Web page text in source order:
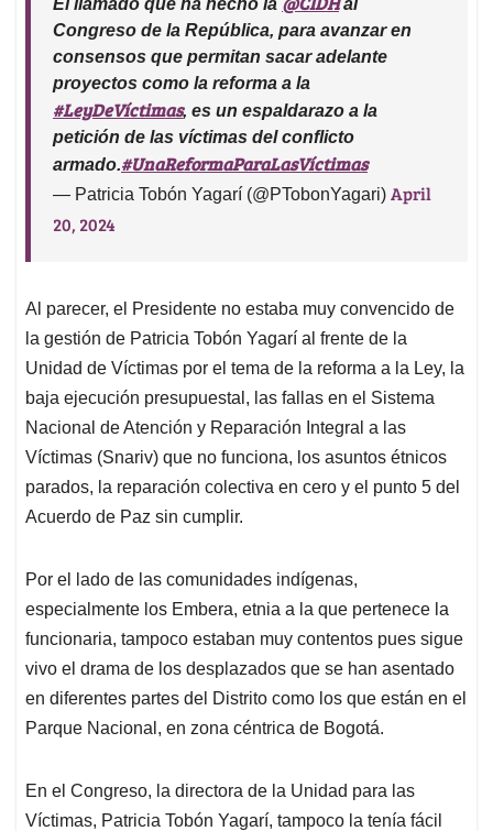
Congreso de la República, para avanzar en
consensos que permitan sacar adelante
proyectos como la reforma a la
#LeyDeVíctimas, es un espaldarazo a la
petición de las víctimas del conflicto
armado.#UnaReformaParaLasVíctimas
— Patricia Tobón Yagarí (@PTobonYagari) April
20, 2024
Al parecer, el Presidente no estaba muy convencido de
la gestión de Patricia Tobón Yagarí al frente de la
Unidad de Víctimas por el tema de la reforma a la Ley, la
baja ejecución presupuestal, las fallas en el Sistema
Nacional de Atención y Reparación Integral a las
Víctimas (Snariv) que no funciona, los asuntos étnicos
parados, la reparación colectiva en cero y el punto 5 del
Acuerdo de Paz sin cumplir.
Por el lado de las comunidades indígenas,
especialmente los Embera, etnia a la que pertenece la
funcionaria, tampoco estaban muy contentos pues sigue
vivo el drama de los desplazados que se han asentado
en diferentes partes del Distrito como los que están en el
Parque Nacional, en zona céntrica de Bogotá.
En el Congreso, la directora de la Unidad para las
Víctimas, Patricia Tobón Yagarí, tampoco la tenía fácil